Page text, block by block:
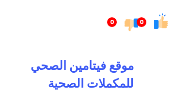
0
0إلى
موقع فيتامين الصحي
للمكملات الصحية